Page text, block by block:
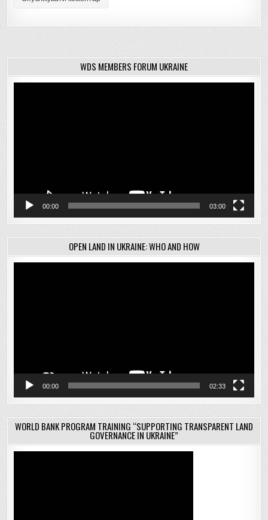
WDS MEMBERS FORUM UKRAINE
00:00 03:00
OPEN LAND IN UKRAINE: WHO AND HOW
00:00 02:33
WORLD BANK PROGRAM TRAINING “SUPPORTING TRANSPARENT LAND
GOVERNANCE IN UKRAINE”